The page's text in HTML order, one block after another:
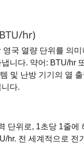
hr)
영국 열량 단위를 의
니다. 약어: BTU/hr
및 난방 기기의 열
다.
단위로, 1초당 1줄
hr. 전 세계적으로